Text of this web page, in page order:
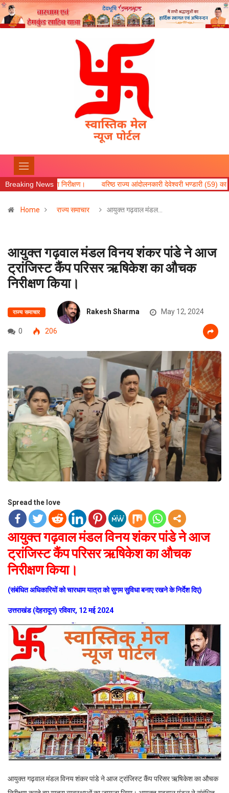
Breaking Newsवरिष्ठ राज्य आंदोलनकारी देवेश्वरी भण्डारी (59) का कल सायं असक्मात निधन।
Home राज्य समाचार आयुक्त गढ़वाल मंडल…
आयुक्त गढ़वाल मंडल विनय शंकर पांडे ने आज
ट्रांजिस्ट कैंप परिसर ऋषिकेश का औचक
निरीक्षण किया।
राज्य समाचार Rakesh Sharma May 12, 2024
0 206
Spread the love
आयुक्त गढ़वाल मंडल विनय शंकर पांडे ने आज
ट्रांजिस्ट कैंप परिसर ऋषिकेश का औचक
निरीक्षण किया।
(संबंधित अधिकारियों को चारधाम यात्रा को सुगम सुविधा बनाए रखने के निर्देश दिए)
उत्तराखंड (देहरादून) रविवार, 12 मई 2024
आयुक्त गढ़वाल मंडल विनय शंकर पांडे ने आज ट्रांजिस्ट कैंप परिसर ऋषिकेश का औचक